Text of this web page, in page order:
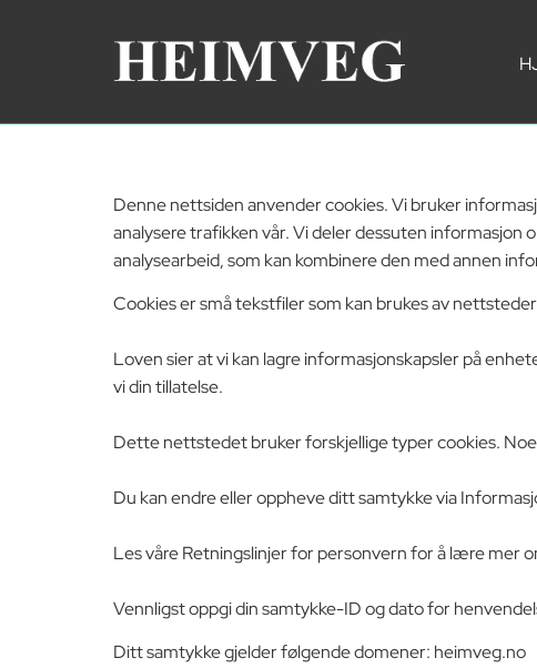
Denne nettsiden anvender cookies. Vi bruker
analysere trafikken vår. Vi deler dessuten
analysearbeid, som kan kombinere den med annen
Cookies er små tekstfiler som kan brukes av
Loven sier at vi kan lagre informasjonskapsler på
vi din tillatelse.
Dette nettstedet bruker forskjellige typer cookies.
Du kan endre eller oppheve ditt samtykke via
Les våre Retningslinjer for personvern for å lære mer
Vennligst oppgi din samtykke-ID og dato for
Ditt samtykke gjelder følgende domener: heimveg.no